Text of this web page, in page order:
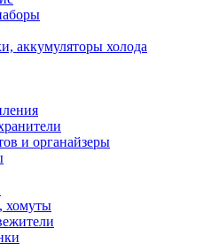
аккумуляторы холода
и органайзеры
хомуты